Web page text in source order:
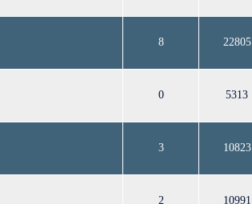
8 22805
0 5313
3 10823
2 10991